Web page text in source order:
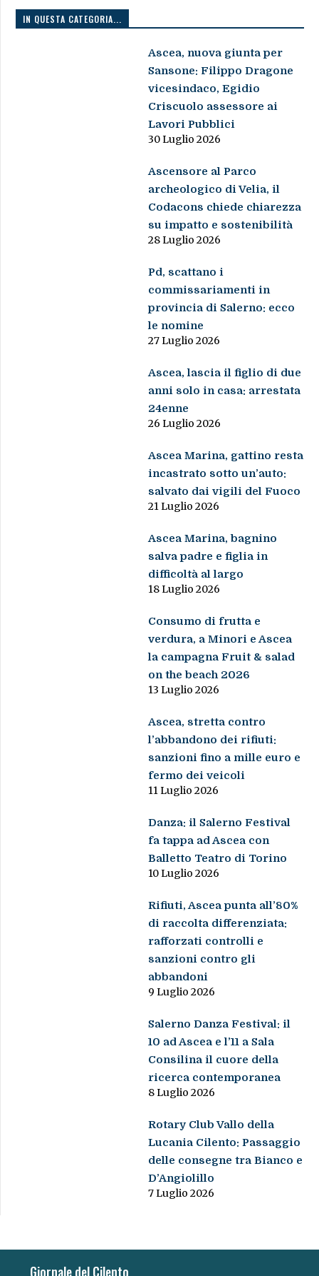
IN QUESTA CATEGORIA...
Ascea, nuova giunta per
Sansone: Filippo Dragone
vicesindaco, Egidio
Criscuolo assessore ai
Lavori Pubblici
30 Luglio 2026
Ascensore al Parco
archeologico di Velia, il
Codacons chiede chiarezza
su impatto e sostenibilità
28 Luglio 2026
Pd, scattano i
commissariamenti in
provincia di Salerno: ecco
le nomine
27 Luglio 2026
Ascea, lascia il figlio di due
anni solo in casa: arrestata
24enne
26 Luglio 2026
Ascea Marina, gattino resta
incastrato sotto un’auto:
salvato dai vigili del Fuoco
21 Luglio 2026
Ascea Marina, bagnino
salva padre e figlia in
difficoltà al largo
18 Luglio 2026
Consumo di frutta e
verdura, a Minori e Ascea
la campagna Fruit & salad
on the beach 2026
13 Luglio 2026
Ascea, stretta contro
l’abbandono dei rifiuti:
sanzioni fino a mille euro e
fermo dei veicoli
11 Luglio 2026
Danza: il Salerno Festival
fa tappa ad Ascea con
Balletto Teatro di Torino
10 Luglio 2026
Rifiuti, Ascea punta all’80%
di raccolta differenziata:
rafforzati controlli e
sanzioni contro gli
abbandoni
9 Luglio 2026
Salerno Danza Festival: il
10 ad Ascea e l’11 a Sala
Consilina il cuore della
ricerca contemporanea
8 Luglio 2026
Rotary Club Vallo della
Lucania Cilento: Passaggio
delle consegne tra Bianco e
D’Angiolillo
7 Luglio 2026
Giornale del Cilento